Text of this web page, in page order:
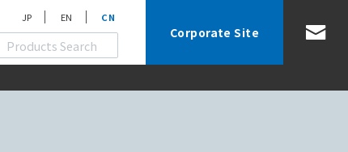
JP EN CN
Corporate Site